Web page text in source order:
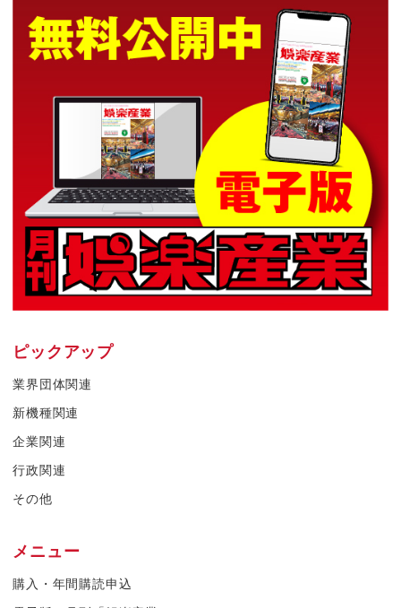
ピックアップ
業界団体関連
新機種関連
企業関連
行政関連
その他
メニュー
購入・年間購読申込